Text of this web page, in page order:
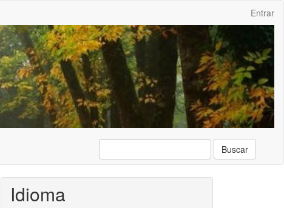
Entrar
Buscar
Idioma